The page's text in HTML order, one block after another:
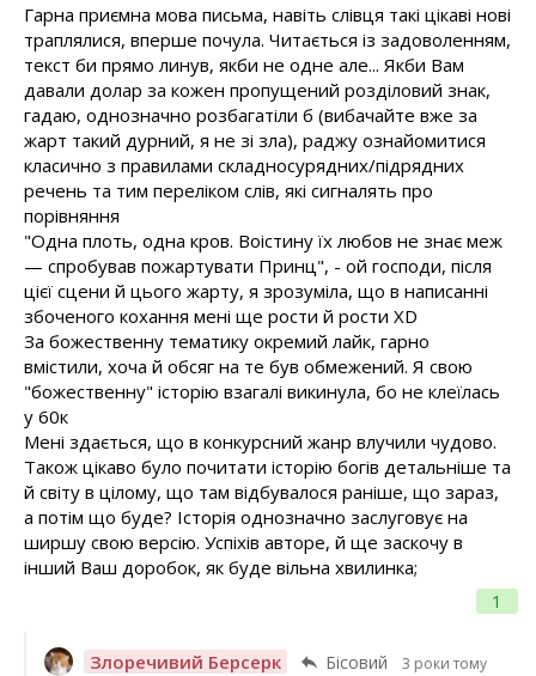
1
Гарна приємна мова письма, навіть слівця такі цікаві нові
траплялися, вперше почула. Читається із задоволенням,
текст би прямо линув, якби не одне але... Якби Вам
давали долар за кожен пропущений розділовий знак,
гадаю, однозначно розбагатіли б (вибачайте вже за
жарт такий дурний, я не зі зла), раджу ознайомитися
класично з правилами складносурядних/підрядних
речень та тим переліком слів, які сигналять про
порівняння
"Одна плоть, одна кров. Воістину їх любов не знає меж
— спробував пожартувати Принц", - ой господи, після
цієї сцени й цього жарту, я зрозуміла, що в написанні
збоченого кохання мені ще рости й рости XD
За божественну тематику окремий лайк, гарно
вмістили, хоча й обсяг на те був обмежений. Я свою
"божественну" історію взагалі викинула, бо не клеїлась
у 60к
Мені здається, що в конкурсний жанр влучили чудово.
Також цікаво було почитати історію богів детальніше та
й світу в цілому, що там відбувалося раніше, що зараз,
а потім що буде? Історія однозначно заслуговує на
ширшу свою версію. Успіхів авторе, й ще заскочу в
інший Ваш доробок, як буде вільна хвилинка;
Злоречивий Берсерк Бісовий 3 роки тому